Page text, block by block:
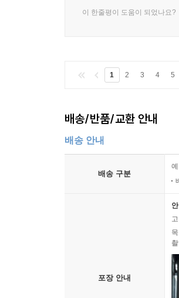
이 한줄평이 도움이 되었나요?
1 2 3 4 5
배송/반품/교환 안내
배송 안내
배송 구분
포장 안내